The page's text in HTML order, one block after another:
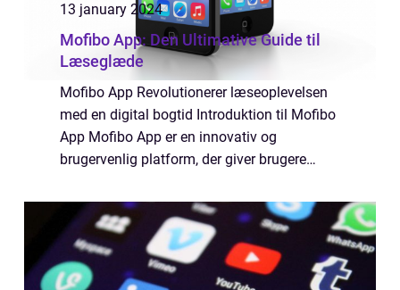
13 january 2024
Mofibo App: Den Ultimative Guide til
Læseglæde
Mofibo App Revolutionerer læseoplevelsen
med en digital bogtid Introduktion til Mofibo
App Mofibo App er en innovativ og
brugervenlig platform, der giver brugere
lydbøger. Denne artikel giver dig en
dybtgående...